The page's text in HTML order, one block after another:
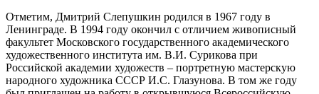
Отметим, Дмитрий Слепушкин родился в 1967 году в
Ленинграде. В 1994 году окончил с отличием живописный
факультет Московского государственного академического
художественного института им. В.И. Сурикова при
Российской академии художеств – портретную мастерскую
народного художника СССР И.С. Глазунова. В том же году